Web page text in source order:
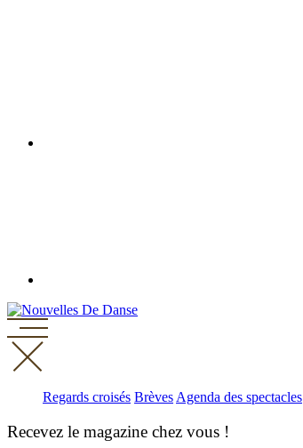
Regards croisés Brèves Agenda des spectacles
Recevez le magazine chez vous !